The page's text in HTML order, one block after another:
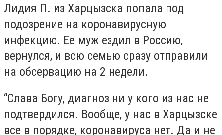
Лидия П. из Харцызска попала под
подозрение на коронавирусную
инфекцию. Ее муж ездил в Россию,
вернулся, и всю семью сразу отправили
на обсервацию на 2 недели.
“Слава Богу, диагноз ни у кого из нас не
подтвердился. Вообще, у нас в Харцызске
все в порядке, коронавируса нет. Да и не